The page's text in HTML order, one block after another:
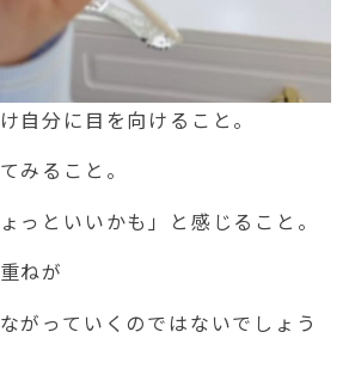
自分に目を向けること。
みること。
っといいかも」と感じること。
ねが
がっていくのではないでしょう